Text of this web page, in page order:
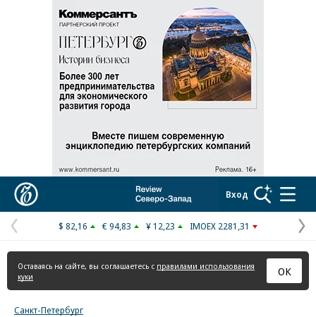
Реклама в «Ъ» www.kommersant.ru/ad
Вход
Предыдущая
страница
$ 82,16 € 94,83 ¥ 12,23 IMOEX 2281,31
Оставаясь на сайте, вы соглашаетесь с правилами использования
куки
ОК
Санкт-Петербург